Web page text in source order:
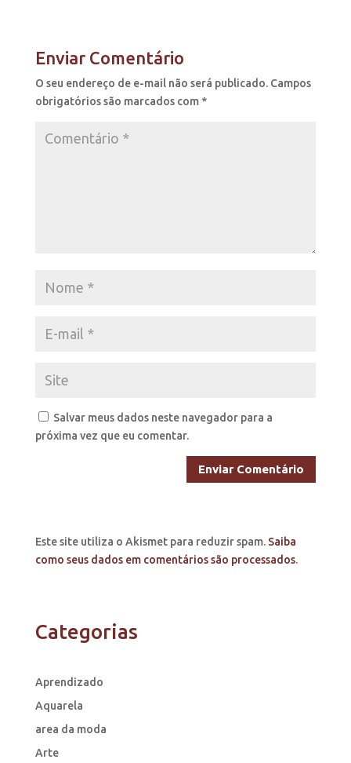
Enviar Comentário
O seu endereço de e-mail não será publicado. Campos
obrigatórios são marcados com *
Salvar meus dados neste navegador para a
próxima vez que eu comentar.
Este site utiliza o Akismet para reduzir spam. Saiba
como seus dados em comentários são processados.
Categorias
Aprendizado
Aquarela
area da moda
Arte